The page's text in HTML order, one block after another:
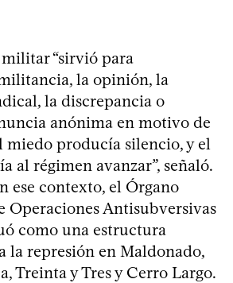
“sirvió para
la opinión, la
la discrepancia o
anónima en motivo de
miedo producía silencio, y el
al régimen avanzar”, señaló.
ese contexto, el Órgano
Operaciones Antisubversivas
como una estructura
la represión en Maldonado,
Treinta y Tres y Cerro Largo.